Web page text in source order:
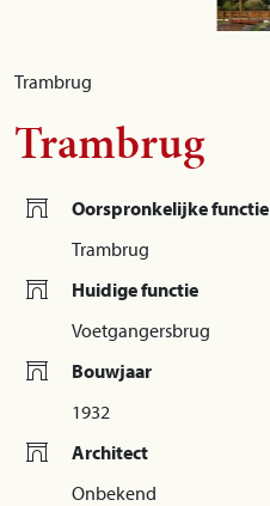
Trambrug
Trambrug
Oorspronkelijke functie
Trambrug
Huidige functie
Voetgangersbrug
Bouwjaar
1932
Architect
Onbekend